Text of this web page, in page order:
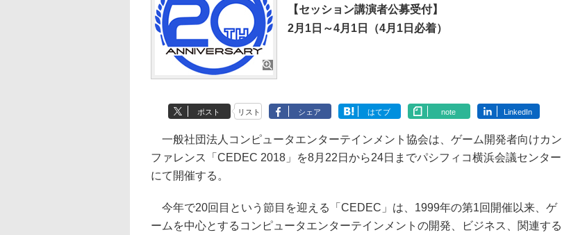
【セッション講演者公募受付】
2月1日～4月1日（4月1日必着）
ポスト リスト シェア はてブ note LinkedIn
一般社団法人コンピュータエンターテインメント協会は、ゲーム開発者向けカン
ファレンス「CEDEC 2018」を8月22日から24日までパシフィコ横浜会議センター
にて開催する。
今年で20回目という節目を迎える「CEDEC」は、1999年の第1回開催以来、ゲ
ームを中心とするコンピュータエンターテインメントの開発、ビジネス、関連する